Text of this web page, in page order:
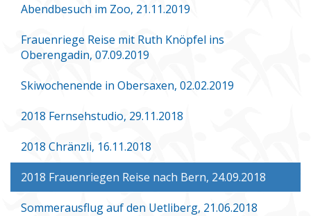
Abendbesuch im Zoo, 21.11.2019
Frauenriege Reise mit Ruth Knöpfel ins
Oberengadin, 07.09.2019
Skiwochenende in Obersaxen, 02.02.2019
2018 Fernsehstudio, 29.11.2018
2018 Chränzli, 16.11.2018
2018 Frauenriegen Reise nach Bern, 24.09.2018
Sommerausflug auf den Uetliberg, 21.06.2018